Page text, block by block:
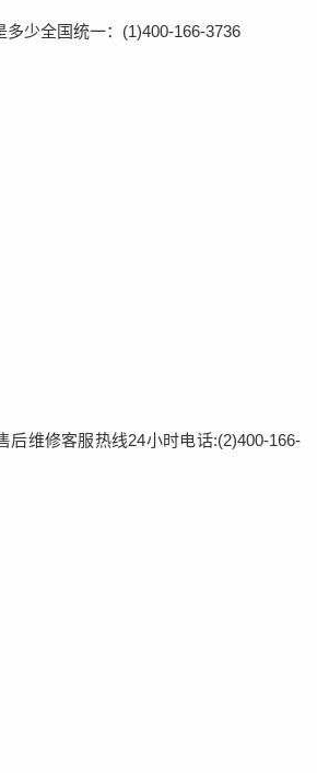
少全国统一：(1)400-166-3736
后维修客服热线24小时电话:(2)400-166-